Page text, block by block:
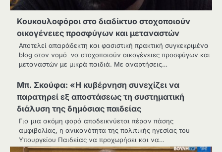
Κουκουλοφόροι στο διαδίκτυο στοχοποιούν
οικογένειες προσφύγων και μεταναστών
Αποτελεί απαράδεκτη και φασιστική πρακτική συγκεκριμένα
blog στoν νομό vα στοχοποιούν οικογένειες προσφύγων και
μεταναστών με μικρά παιδιά. Με αναρτήσεις…
Μπ. Σκούφα: «Η κυβέρνηση συνεχίζει να
παρατηρεί εξ αποστάσεως τη συστηματική
διάλυση της δημόσιας παιδείας
Για μια ακόμη φορά αποδεικνύεται πέραν πάσης
αμφιβολίας, η ανικανότητα της πολιτικής ηγεσίας του
Υπουργείου Παιδείας να προχωρήσει και να…